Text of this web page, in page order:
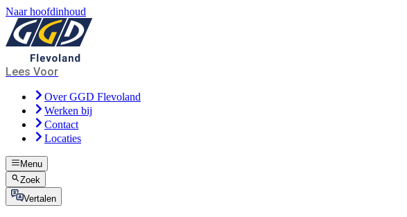
Naar hoofdinhoud
Lees Voor
Over GGD Flevoland
Werken bij
Contact
Locaties
Menu
Zoek
Vertalen